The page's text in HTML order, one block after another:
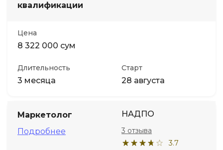
квалификации
Цена
8 322 000 сум
Длительность
3 месяца
Старт
28 августа
Маркетолог
Подробнее
НАДПО
3.7
3 отзыва